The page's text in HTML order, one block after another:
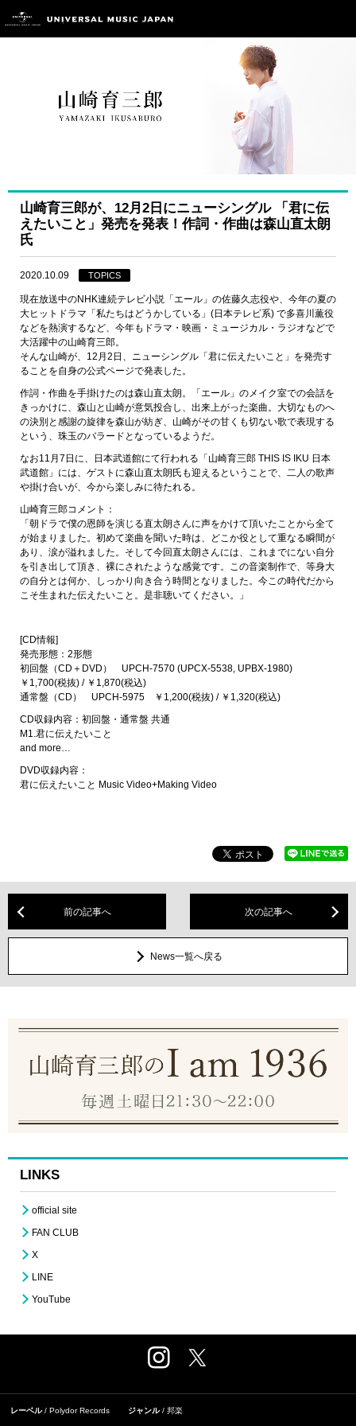
山崎育三郎が、12月2日にニューシングル 「君に伝
えたいこと」発売を発表！作詞・作曲は森山直太朗
氏
2020.10.09 TOPICS
現在放送中のNHK連続テレビ小説「エール」の佐藤久志役や、今年の夏の
大ヒットドラマ「私たちはどうかしている」(日本テレビ系) で多喜川薫役
などを熱演するなど、今年もドラマ・映画・ミュージカル・ラジオなどで
大活躍中の山崎育三郎。
そんな山崎が、12月2日、ニューシングル「君に伝えたいこと」を発売す
ることを自身の公式ページで発表した。
作詞・作曲を手掛けたのは森山直太朗。「エール」のメイク室での会話を
きっかけに、森山と山崎が意気投合し、出来上がった楽曲。大切なものへ
の決別と感謝の旋律を森山が紡ぎ、山崎がその甘くも切ない歌で表現する
という、珠玉のバラードとなっているようだ。
なお11月7日に、日本武道館にて行われる「山崎育三郎 THIS IS IKU 日本
武道館」には、ゲストに森山直太朗氏も迎えるということで、二人の歌声
や掛け合いが、今から楽しみに待たれる。
山崎育三郎コメント：
「朝ドラで僕の恩師を演じる直太朗さんに声をかけて頂いたことから全て
が始まりました。初めて楽曲を聞いた時は、どこか役として重なる瞬間が
あり、涙が溢れました。そして今回直太朗さんには、これまでにない自分
を引き出して頂き、裸にされたような感覚です。この音楽制作で、等身大
の自分とは何か、しっかり向き合う時間となりました。今この時代だから
こそ生まれた伝えたいこと。是非聴いてください。」
[CD情報]
発売形態：2形態
初回盤（CD＋DVD） UPCH-7570 (UPCX-5538, UPBX-1980)
￥1,700(税抜) / ￥1,870(税込)
通常盤（CD） UPCH-5975 ￥1,200(税抜) / ￥1,320(税込)
CD収録内容：初回盤・通常盤 共通
M1.君に伝えたいこと
and more…
DVD収録内容：
君に伝えたいこと Music Video+Making Video
前の記事へ 次の記事へ
News一覧へ戻る
LINKS
official site
FAN CLUB
X
LINE
YouTube
レーベル Polydor Records ジャンル 邦楽